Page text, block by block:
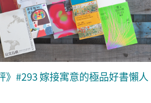
》#293 嫁接寓意的極品好書懶人